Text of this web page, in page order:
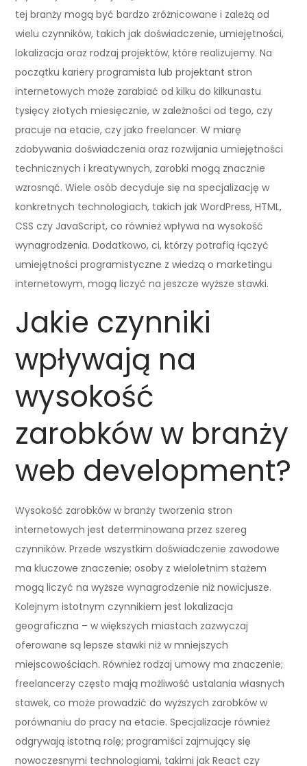
tej branży mogą być bardzo zróżnicowane i zależą od
wielu czynników, takich jak doświadczenie, umiejętności,
lokalizacja oraz rodzaj projektów, które realizujemy. Na
początku kariery programista lub projektant stron
internetowych może zarabiać od kilku do kilkunastu
tysięcy złotych miesięcznie, w zależności od tego, czy
pracuje na etacie, czy jako freelancer. W miarę
zdobywania doświadczenia oraz rozwijania umiejętności
technicznych i kreatywnych, zarobki mogą znacznie
wzrosnąć. Wiele osób decyduje się na specjalizację w
konkretnych technologiach, takich jak WordPress, HTML,
CSS czy JavaScript, co również wpływa na wysokość
wynagrodzenia. Dodatkowo, ci, którzy potrafią łączyć
umiejętności programistyczne z wiedzą o marketingu
internetowym, mogą liczyć na jeszcze wyższe stawki.
Jakie czynniki
wpływają na
wysokość
zarobków w branży
web development?
Wysokość zarobków w branży tworzenia stron
internetowych jest determinowana przez szereg
czynników. Przede wszystkim doświadczenie zawodowe
ma kluczowe znaczenie; osoby z wieloletnim stażem
mogą liczyć na wyższe wynagrodzenie niż nowicjusze.
Kolejnym istotnym czynnikiem jest lokalizacja
geograficzna – w większych miastach zazwyczaj
oferowane są lepsze stawki niż w mniejszych
miejscowościach. Również rodzaj umowy ma znaczenie;
freelancerzy często mają możliwość ustalania własnych
stawek, co może prowadzić do wyższych zarobków w
porównaniu do pracy na etacie. Specjalizacje również
odgrywają istotną rolę; programiści zajmujący się
nowoczesnymi technologiami, takimi jak React czy